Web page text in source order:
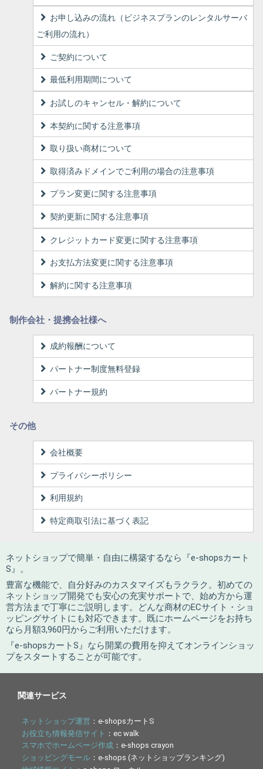
お申し込みの流れ（ビジネスプランのレンタルサーバ
ご利用の流れ）
ご契約について
最低利用期間について
お試しのキャンセル・解約について
本契約に関する注意事項
取り扱い商材について
取得済みドメインでご利用の場合の注意事項
プラン変更に関する注意事項
契約更新に関する注意事項
クレジットカード変更に関する注意事項
お支払方法変更に関する注意事項
解約に関する注意事項
制作会社・提携会社様へ
成約報酬について
パートナー制度無料登録
パートナー規約
その他
会社概要
プライバシーポリシー
利用規約
特定商取引法に基づく表記
ネットショップで簡単・自由に構築するなら『e-shopsカート
S』。
豊富な機能で、自分好みのカスタマイズもラクラク。初めての
ネットショップ開発でも安心の充実サポートで、始め方から運
営方法まで丁寧にご説明します。どんな商材のECサイト・ショ
ッピングサイトにも対応できます。既にホームページをお持ち
なら月額3,960円からご利用いただけます。
『e-shopsカートS』なら開業の費用を抑えてオンラインショッ
プをスタートすることが可能です。
関連サービス
ネットショップ運営 ：e-shopsカートS
お役立ち情報発信サイト ：ec walk
スマホでホームページ作成 ：e-shops crayon
ショッピングモール ：e-shops (ネットショップランキング)